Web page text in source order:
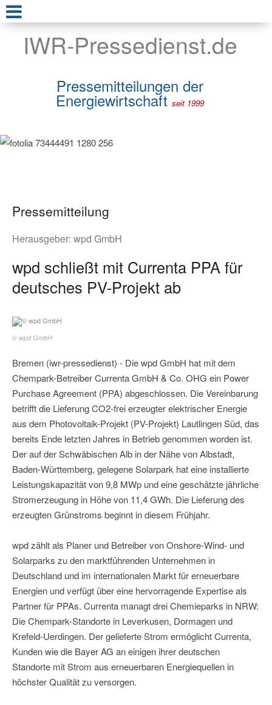
IWR-Pressedienst.de
Pressemitteilungen der
Energiewirtschaft seit 1999
Pressemitteilung
Herausgeber: wpd GmbH
wpd schließt mit Currenta PPA für
deutsches PV-Projekt ab
© wpd GmbH
Bremen (iwr-pressedienst) - Die wpd GmbH hat mit dem
Chempark-Betreiber Currenta GmbH & Co. OHG ein Power
Purchase Agreement (PPA) abgeschlossen. Die Vereinbarung
betrifft die Lieferung CO2-frei erzeugter elektrischer Energie
aus dem Photovoltaik-Projekt (PV-Projekt) Lautlingen Süd, das
bereits Ende letzten Jahres in Betrieb genommen worden ist.
Der auf der Schwäbischen Alb in der Nähe von Albstadt,
Baden-Württemberg, gelegene Solarpark hat eine installierte
Leistungskapazität von 9,8 MWp und eine geschätzte jährliche
Stromerzeugung in Höhe von 11,4 GWh. Die Lieferung des
erzeugten Grünstroms beginnt in diesem Frühjahr.
wpd zählt als Planer und Betreiber von Onshore-Wind- und
Solarparks zu den marktführenden Unternehmen in
Deutschland und im internationalen Markt für erneuerbare
Energien und verfügt über eine hervorragende Expertise als
Partner für PPAs. Currenta managt drei Chemieparks in NRW:
Die Chempark-Standorte in Leverkusen, Dormagen und
Krefeld-Uerdingen. Der gelieferte Strom ermöglicht Currenta,
Kunden wie die Bayer AG an einigen ihrer deutschen
Standorte mit Strom aus erneuerbaren Energiequellen in
höchster Qualität zu versorgen.